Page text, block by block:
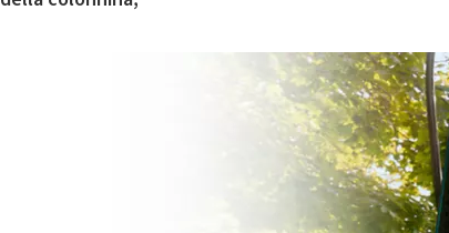
di mobilità elettrica è gestito da Plenitude On The Road